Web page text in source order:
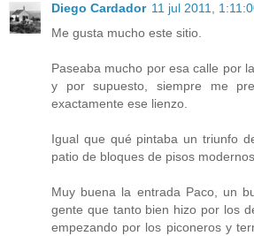
Diego Cardador 11 jul 2011,
Me gusta mucho este sitio.
Paseaba mucho por esa calle por
y por supuesto, siempre me
exactamente ese lienzo.
Igual que qué pintaba un triunfo
patio de bloques de pisos modernos.
Muy buena la entrada Paco, un
gente que tanto bien hizo por los
empezando por los piconeros y